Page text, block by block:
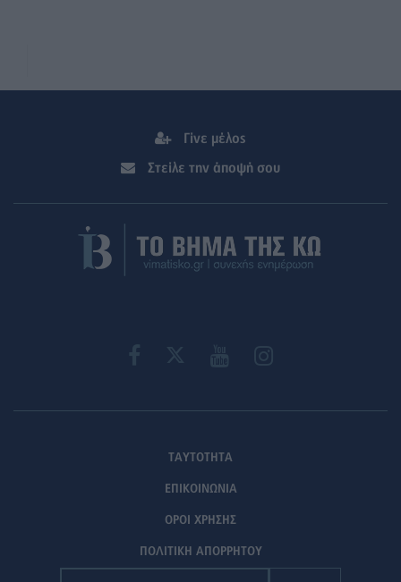
Γίνε μέλος
Στείλε την άποψή σου
ΤΑΥΤΟΤΗΤΑ
ΕΠΙΚΟΙΝΩΝΙΑ
ΟΡΟΙ ΧΡΗΣΗΣ
ΠΟΛΙΤΙΚΗ ΑΠΟΡΡΗΤΟΥ